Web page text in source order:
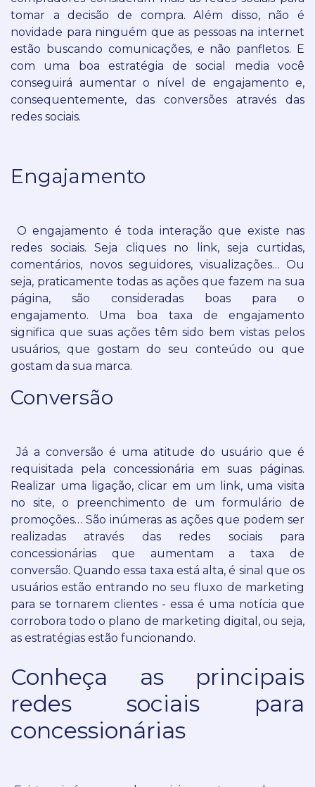
tomar a decisão de compra.
Além disso, não é
novidade para ninguém que as pessoas na internet
estão buscando comunicações, e não panfletos. E
com uma boa estratégia de social media você
conseguirá aumentar o nível de engajamento e,
consequentemente, das conversões através das
redes sociais.
Engajamento
O engajamento é toda interação que existe nas
redes sociais. Seja cliques no link, seja curtidas,
comentários, novos seguidores, visualizações… Ou
seja, praticamente todas as ações que fazem na sua
página, são consideradas boas para o
engajamento.
Uma boa taxa de engajamento
significa que suas ações têm sido bem vistas pelos
usuários, que gostam do seu conteúdo ou que
gostam da sua marca.
Conversão
Já a conversão é uma atitude do usuário que é
requisitada pela concessionária em suas páginas.
Realizar uma ligação, clicar em um link, uma visita
no site, o preenchimento de um formulário de
promoções… São inúmeras as ações que podem ser
realizadas através das redes sociais para
concessionárias que aumentam a taxa de
conversão. Quando essa taxa está alta, é sinal que os
usuários estão entrando no seu fluxo de marketing
para se tornarem clientes - essa é uma notícia que
corrobora todo o plano de marketing digital, ou seja,
as estratégias estão funcionando.
Conheça as principais
redes sociais para
concessionárias